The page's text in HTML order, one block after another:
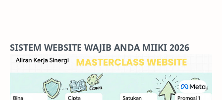
Features
Pricing
Services
SISTEM WEBSITE WAJIB ANDA MIIKI 2026